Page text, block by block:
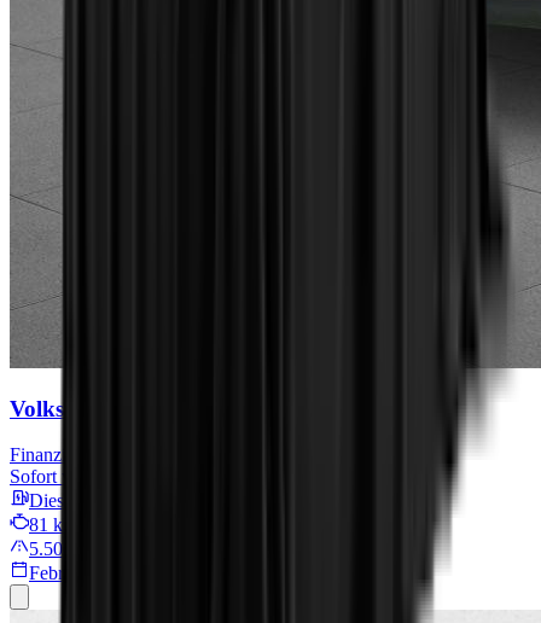
Volkswagen T7 Transporter
Finanzieren für
Sofort verfügbar
Diesel
81 kW/110 PS
5.500 km
Februar 2026